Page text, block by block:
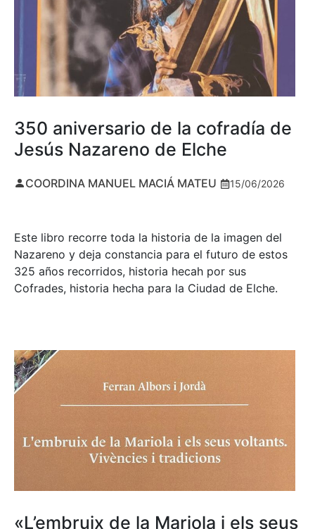
350 aniversario de la cofradía de
Jesús Nazareno de Elche
COORDINA MANUEL MACIÁ MATEU 15/06/2026
Este libro recorre toda la historia de la imagen del
Nazareno y deja constancia para el futuro de estos
325 años recorridos, historia hecah por sus
Cofrades, historia hecha para la Ciudad de Elche.
«L’embruix de la Mariola i els seus